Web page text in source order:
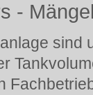
-
sind